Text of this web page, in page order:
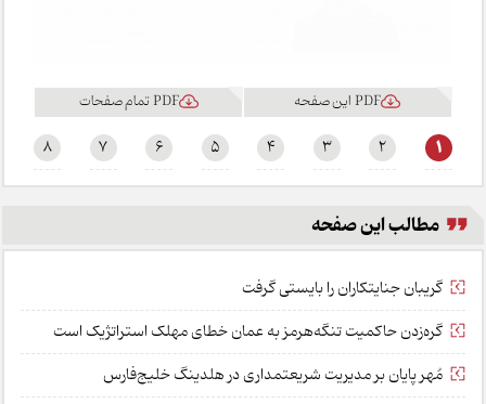
PDF این صفحه PDF تمام صفحات
1
2
3
4
5
6
7
8
مطالب این صفحه
گر‌یبان جنایتکاران را بایستی گرفت
گره‌زدن حا‌کمیت تنگه‌هرمز به عمان خطای مهلک استراتژ‌یک است
مُهر پایان بر مدیر‌یت شر‌یعتمداری در ‎هلدینگ خلیج‌فارس